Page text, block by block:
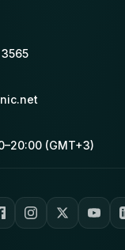
(GMT+3)